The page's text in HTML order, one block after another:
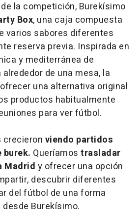
la competición, Burekísimo
Box, una caja compuesta
varios sabores diferentes
reserva previa. Inspirada en
y mediterránea de
de una mesa, la
una alternativa original
productos habitualmente
para ver fútbol.
crecieron viendo partidos
burek. Queríamos trasladar
Madrid y ofrecer una opción
descubrir diferentes
del fútbol de una forma
Burekísimo.